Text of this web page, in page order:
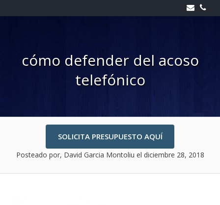
to
cómo defender del acoso
telefónico
SOLICITA PRESUPUESTO AQUÍ
Posteado por, David Garcia Montoliu el diciembre 28, 2018